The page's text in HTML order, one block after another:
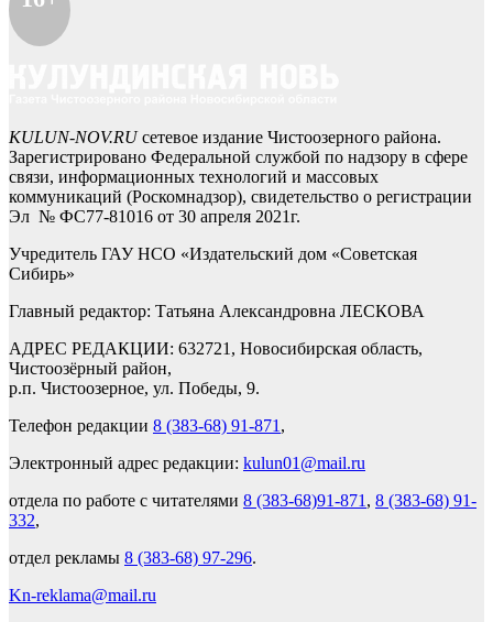
KULUN-NOV.RUсетевое издание Чистоозерного района.
Зарегистрировано Федеральной службой по надзору в сфере
связи, информационных технологий и массовых
коммуникаций (Роскомнадзор), свидетельство о регистрации
Эл № ФС77-81016 от 30 апреля 2021г.
Учредитель ГАУ НСО «Издательский дом «Советская
Сибирь»
Главный редактор: Татьяна Александровна ЛЕСКОВА
АДРЕС РЕДАКЦИИ: 632721, Новосибирская область,
Чистоозёрный район,
р.п. Чистоозерное, ул. Победы, 9.
Телефон редакции 8 (383-68) 91-871 ,
Электронный адрес редакции: kulun01@mail.ru
отдела по работе с читателями 8 (383-68)91-871 , 8 (383-68) 91-
332,
отдел рекламы 8 (383-68) 97-296.
Kn-reklama@mail.ru